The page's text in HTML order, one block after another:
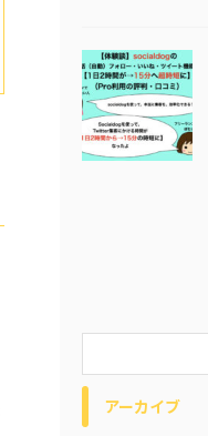
アーカイブ